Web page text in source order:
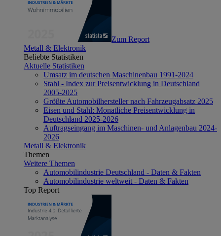
Zum Report
Metall & Elektronik
Beliebte Statistiken
Aktuelle Statistiken
Umsatz im deutschen Maschinenbau 1991-2024
Stahl - Index zur Preisentwicklung in Deutschland
2005-2025
Größte Automobilhersteller nach Fahrzeugabsatz 2025
Eisen und Stahl: Monatliche Preisentwicklung in
Deutschland 2025-2026
Auftragseingang im Maschinen- und Anlagenbau 2024-
2026
Metall & Elektronik
Themen
Weitere Themen
Automobilindustrie Deutschland - Daten & Fakten
Automobilindustrie weltweit - Daten & Fakten
Top Report